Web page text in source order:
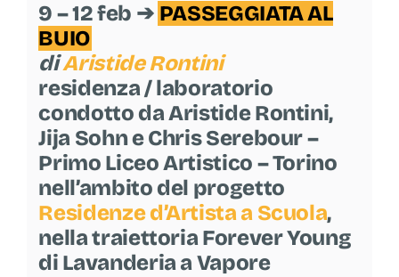
9 – 12 feb ➔ PASSEGGIATA AL
BUIO
diAristide Rontini
residenza / laboratorio
condotto da Aristide Rontini,
Jija Sohn e Chris Serebour –
Primo Liceo Artistico – Torino
nell’ambito del progetto
Residenze d’Artista a Scuola,
nella traiettoria Forever Young
di Lavanderia a Vapore